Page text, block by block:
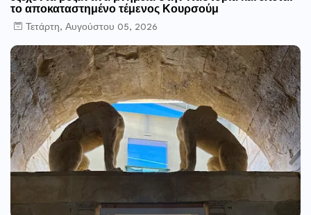
το αποκαταστημένο τέμενος Κουρσούμ
Τετάρτη, Αυγούστου 05, 2026